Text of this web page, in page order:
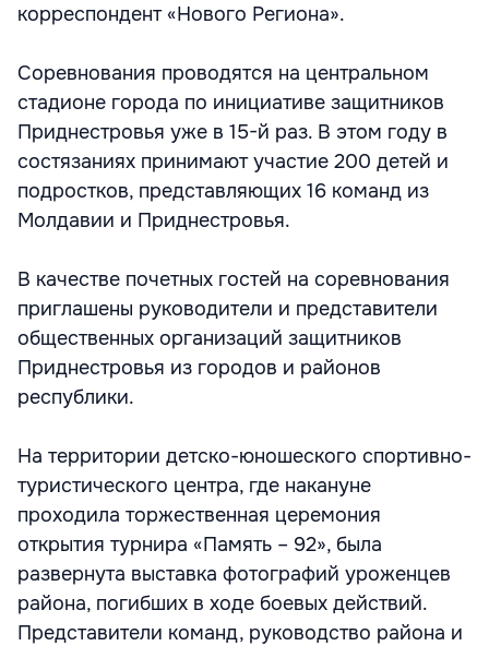
корреспондент «Нового Региона».
Соревнования проводятся на центральном
стадионе города по инициативе защитников
Приднестровья уже в 15-й раз. В этом году в
состязаниях принимают участие 200 детей и
подростков, представляющих 16 команд из
Молдавии и Приднестровья.
В качестве почетных гостей на соревнования
приглашены руководители и представители
общественных организаций защитников
Приднестровья из городов и районов
республики.
На территории детско-юношеского спортивно-
туристического центра, где накануне
проходила торжественная церемония
открытия турнира «Память – 92», была
развернута выставка фотографий уроженцев
района, погибших в ходе боевых действий.
Представители команд, руководство района и